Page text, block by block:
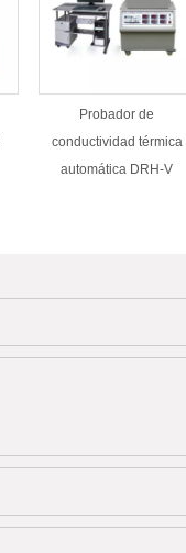
Probador de
conductividad térmica
automática DRH-V